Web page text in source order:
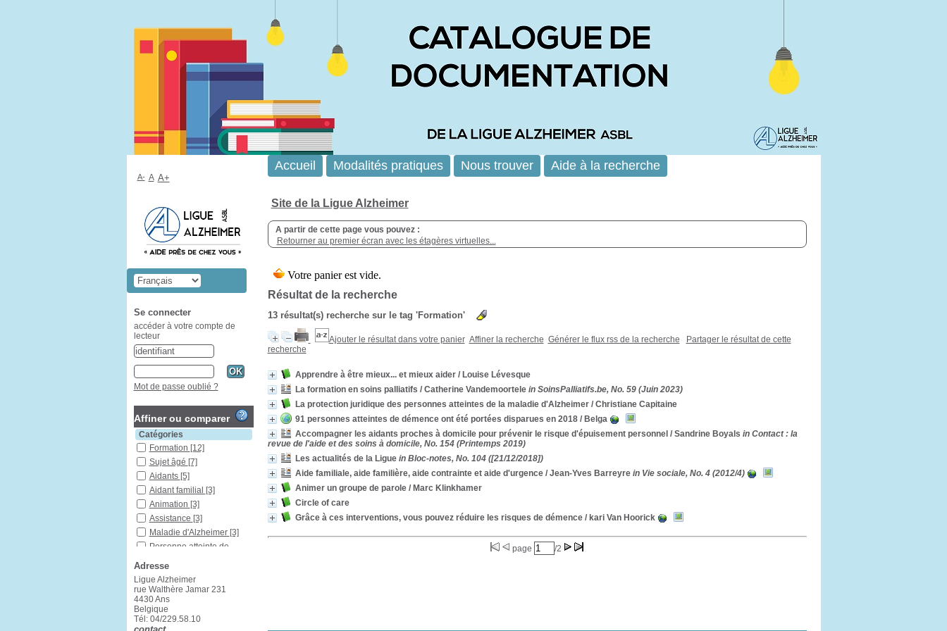
Site de la Ligue Alzheimer
A partir de cette page vous pouvez :
Retourner au premier écran avec les étagères virtuelles...
Résultat de la recherche
13 résultat(s) recherche sur le tag 'Formation'
Ajouter le résultat dans votre panier Affiner la recherche Générer le flux rss de la recherche
Partager le résultat de cette
recherche
Apprendre à être mieux... et mieux aider/ Louise Lévesque
La formation en soins palliatifs / Catherine Vandemoortele in SoinsPalliatifs.be, No. 59 (Juin 2023)
La protection juridique des personnes atteintes de la maladie d'Alzheimer/ Christiane Capitaine
91 personnes atteintes de démence ont été portées disparues en 2018/ Belga
Accompagner les aidants proches à domicile pour prévenir le risque d'épuisement personnel / Sandrine Boyals in Contact : la
revue de l'aide et des soins à domicile, No. 154 (Printemps 2019)
Les actualités de la Ligue in Bloc-notes, No. 104 ([21/12/2018])
Aide familiale, aide familière, aide contrainte et aide d'urgence/ Jean-Yves Barreyre in Vie sociale, No. 4 (2012/4)
Animer un groupe de parole/ Marc Klinkhamer
Circle of care
Grâce à ces interventions, vous pouvez réduire les risques de démence/ kari Van Hoorick
page /2
Accueil Modalités pratiques Nous trouver Aide à la recherche
A- A A+
Se connecter
accéder à votre compte de
lecteur
Mot de passe oublié ?
Affiner ou comparer
Catégories
Formation [12]
Sujet âgé [7]
Aidants [5]
Aidant familial [3]
Animation [3]
Assistance [3]
Maladie d'Alzheimer [3]
Personne atteinte de
Santé de la personne
âgée[3]
Démences[2]
Santé
Vieillissement
Adresse
Ligue Alzheimer
rue Walthère Jamar 231
4430 Ans
Belgique
Tél: 04/229.58.10